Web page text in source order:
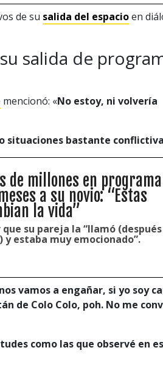
de su salida del espacioen
salida de
mencionó: «No estoy, ni volvería
situaciones bastante
de millones en programa
a su novio: “Estas
la vida”
su pareja la “llamó
estaba muy emocionado”.
vamos a engañar, si yo soy
de Colo Colo, poh. No me
como las que observé en